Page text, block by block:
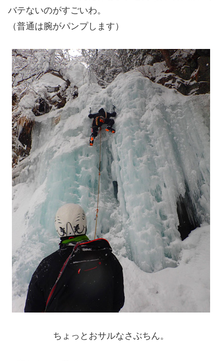
バテないのがすごいわ。
（普通は腕がパンプします）
ちょっとおサルなさぶちん。